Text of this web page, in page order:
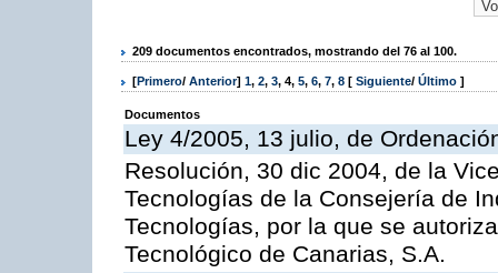
209 documentos encontrados, mostrando del 76 al 100.
[Primero/ Anterior] 1, 2, 3, 4, 5, 6, 7, 8 [ Siguiente/ Último ]
Documentos
Ley 4/2005, 13 julio, de
Resolución, 30 dic 2004, de la
Tecnologías de la Consejería de
Tecnologías, por la que se
Tecnológico de Canarias, S.A.